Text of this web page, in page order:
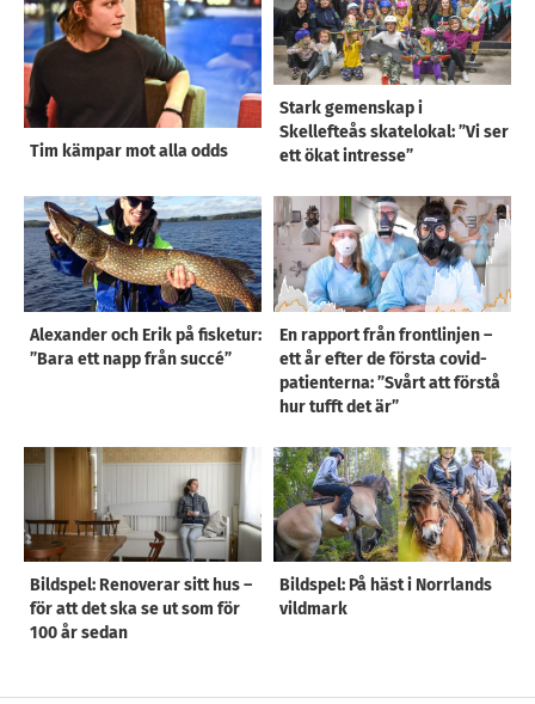
Tim kämpar mot alla odds
Stark gemenskap i
Skellefteås skatelokal: ”Vi ser
ett ökat intresse”
Alexander och Erik på fisketur:
”Bara ett napp från succé”
En rapport från frontlinjen –
ett år efter de första covid-
patienterna: ”Svårt att förstå
hur tufft det är”
Bildspel: Renoverar sitt hus –
för att det ska se ut som för
100 år sedan
Bildspel: På häst i Norrlands
vildmark